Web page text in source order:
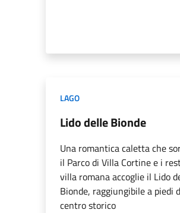
LAGO
Lido delle Bionde
Una romantica caletta che
il Parco di Villa Cortine e i
villa romana accoglie il Lido
Bionde, raggiungibile a piedi
centro storico